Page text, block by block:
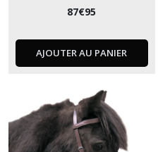
87€95
AJOUTER AU PANIER